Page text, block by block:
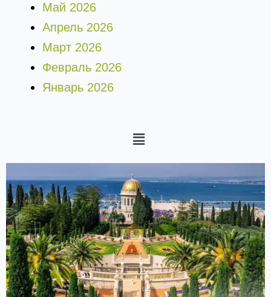
Май 2026
Апрель 2026
Март 2026
Февраль 2026
Январь 2026
Меню